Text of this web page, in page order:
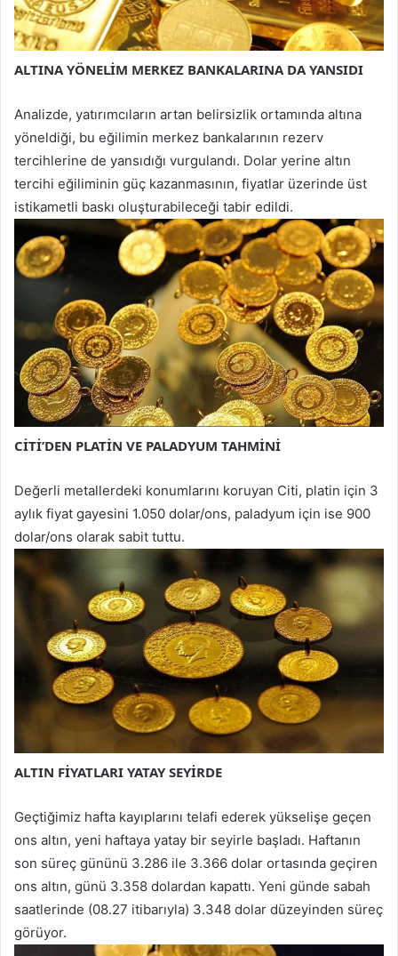
ALTINA YÖNELİM MERKEZ BANKALARINA DA YANSIDI
Analizde, yatırımcıların artan belirsizlik ortamında altına
yöneldiği, bu eğilimin merkez bankalarının rezerv
tercihlerine de yansıdığı vurgulandı. Dolar yerine altın
tercihi eğiliminin güç kazanmasının, fiyatlar üzerinde üst
istikametli baskı oluşturabileceği tabir edildi.
CİTİ’DEN PLATİN VE PALADYUM TAHMİNİ
Değerli metallerdeki konumlarını koruyan Citi, platin için 3
aylık fiyat gayesini 1.050 dolar/ons, paladyum için ise 900
dolar/ons olarak sabit tuttu.
ALTIN FİYATLARI YATAY SEYİRDE
Geçtiğimiz hafta kayıplarını telafi ederek yükselişe geçen
ons altın, yeni haftaya yatay bir seyirle başladı. Haftanın
son süreç gününü 3.286 ile 3.366 dolar ortasında geçiren
ons altın, günü 3.358 dolardan kapattı. Yeni günde sabah
saatlerinde (08.27 itibarıyla) 3.348 dolar düzeyinden süreç
görüyor.